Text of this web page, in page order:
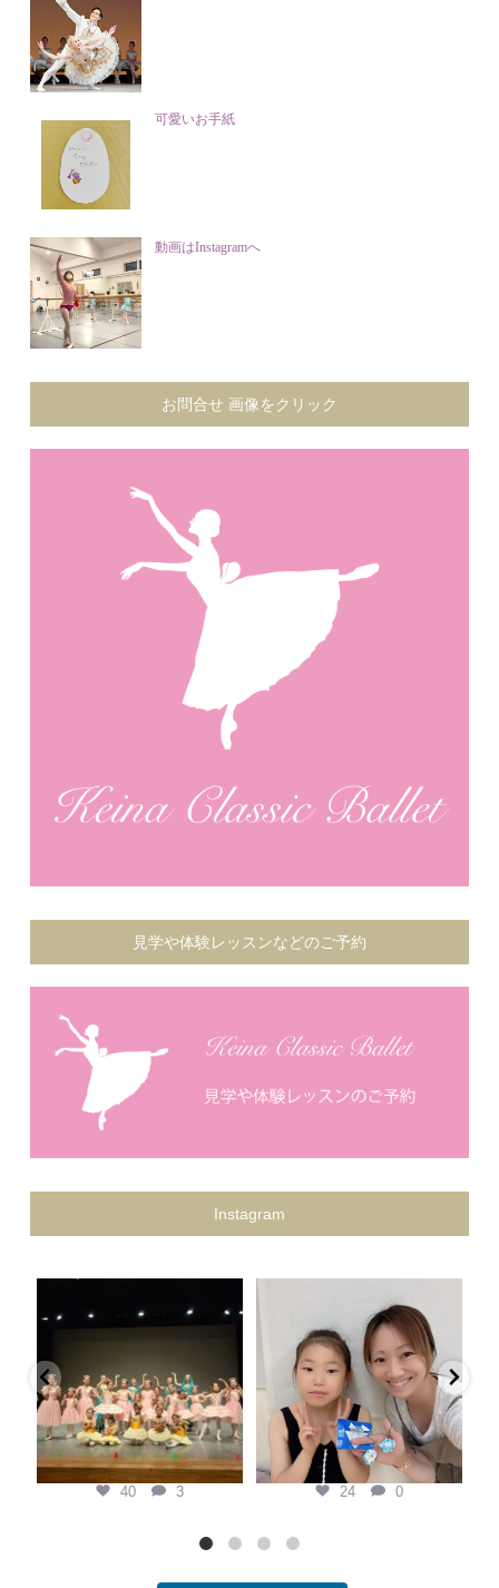
可愛いお手紙
動画はInstagramへ
お問合せ 画像をクリック
見学や体験レッスンなどのご予約
Instagram
7月 20
40 3
40 3
県外から私を見つけてくれて、
『この先生がいい！』と本人の意
思で通ってくれている生徒
...
7月 6
24 0
24 0